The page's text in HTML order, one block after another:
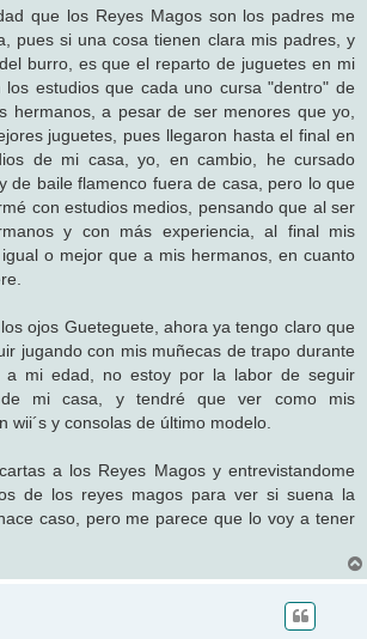
que los Reyes Magos son los padres me
pues si una cosa tienen clara mis padres, y
burro, es que el reparto de juguetes en mi
estudios que cada uno cursa "dentro" de
hermanos, a pesar de ser menores que yo,
juguetes, pues llegaron hasta el final en
de mi casa, yo, en cambio, he cursado
de baile flamenco fuera de casa, pero lo que
con estudios medios, pensando que al ser
y con más experiencia, al final mis
o mejor que a mis hermanos, en cuanto
ojos Gueteguete, ahora ya tengo claro que
jugando con mis muñecas de trapo durante
a mi edad, no estoy por la labor de seguir
de mi casa, y tendré que ver como mis
wii´s y consolas de último modelo.
a los Reyes Magos y entrevistandome
de los reyes magos para ver si suena la
caso, pero me parece que lo voy a tener